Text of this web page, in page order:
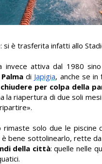
si è trasferita infatti allo
invece attiva dal 1980
di Japigia, anche se
per colpa della
la riapertura di due soli
rimaste solo due le piscine
è bene sottolinearlo, rette
della città: quelle nelle